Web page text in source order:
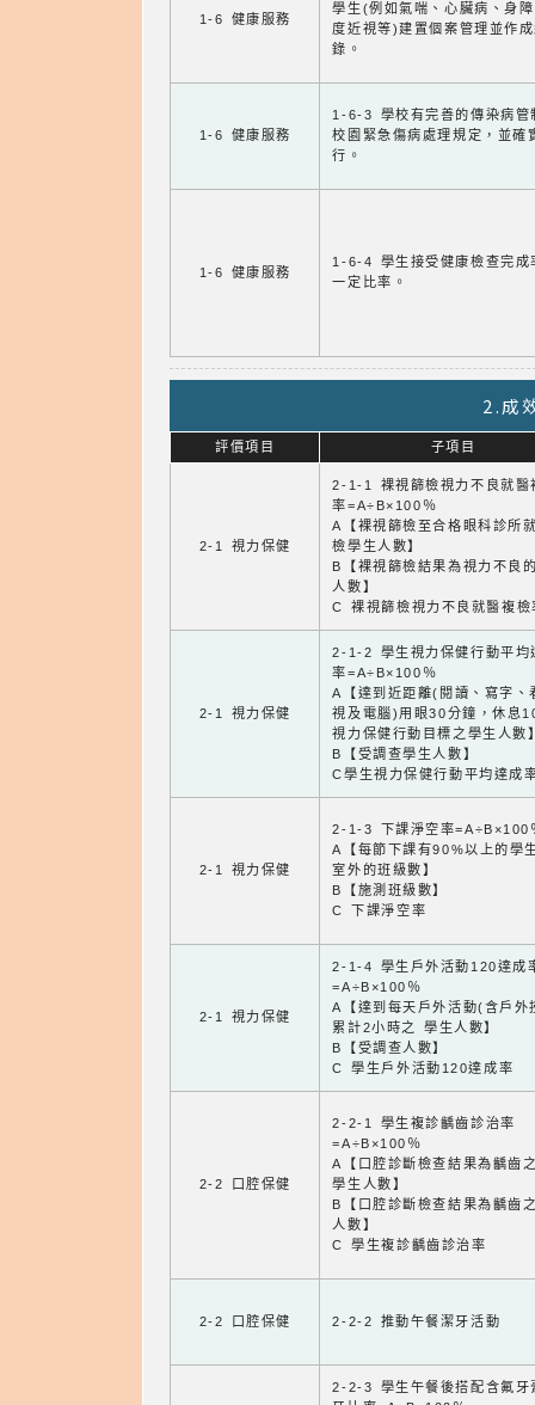
1-6 健康服務
學生(例如氣喘、心臟病、身
度近視等)建置個案管理並作
錄。
1-6 健康服務
1-6-3 學校有完善的傳染病管
校園緊急傷病處理規定，並確
行。
1-6 健康服務
1-6-4 學生接受健康檢查完成
一定比率。
2.成
評價項目 子項目
2-1 視力保健
2-1-1 裸視篩檢視力不良就醫
率=A÷B×100％
A【裸視篩檢至合格眼科診所
檢學生人數】
B【裸視篩檢結果為視力不良
人數】
C 裸視篩檢視力不良就醫複檢
2-1 視力保健
2-1-2 學生視力保健行動平均
率=A÷B×100％
A【達到近距離(閱讀、寫字、
視及電腦)用眼30分鐘，休息
視力保健行動目標之學生人數
B【受調查學生人數】
C學生視力保健行動平均達成
2-1 視力保健
2-1-3 下課淨空率=A÷B×100
A【每節下課有90%以上的學
室外的班級數】
B【施測班級數】
C 下課淨空率
2-1 視力保健
2-1-4 學生戶外活動120達成
=A÷B×100％
A【達到每天戶外活動(含戶外
累計2小時之 學生人數】
B【受調查人數】
C 學生戶外活動120達成率
2-2 口腔保健
2-2-1 學生複診齲齒診治率
=A÷B×100％
A【口腔診斷檢查結果為齲齒
學生人數】
B【口腔診斷檢查結果為齲齒
人數】
C 學生複診齲齒診治率
2-2 口腔保健 2-2-2 推動午餐潔牙活動
2-2-3 學生午餐後搭配含氟牙